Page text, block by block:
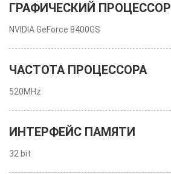
ГРАФИЧЕСКИЙ ПРОЦЕССОР
NVIDIA GeForce 8400GS
ЧАСТОТА ПРОЦЕССОРА
520MHz
ИНТЕРФЕЙС ПАМЯТИ
32 bit